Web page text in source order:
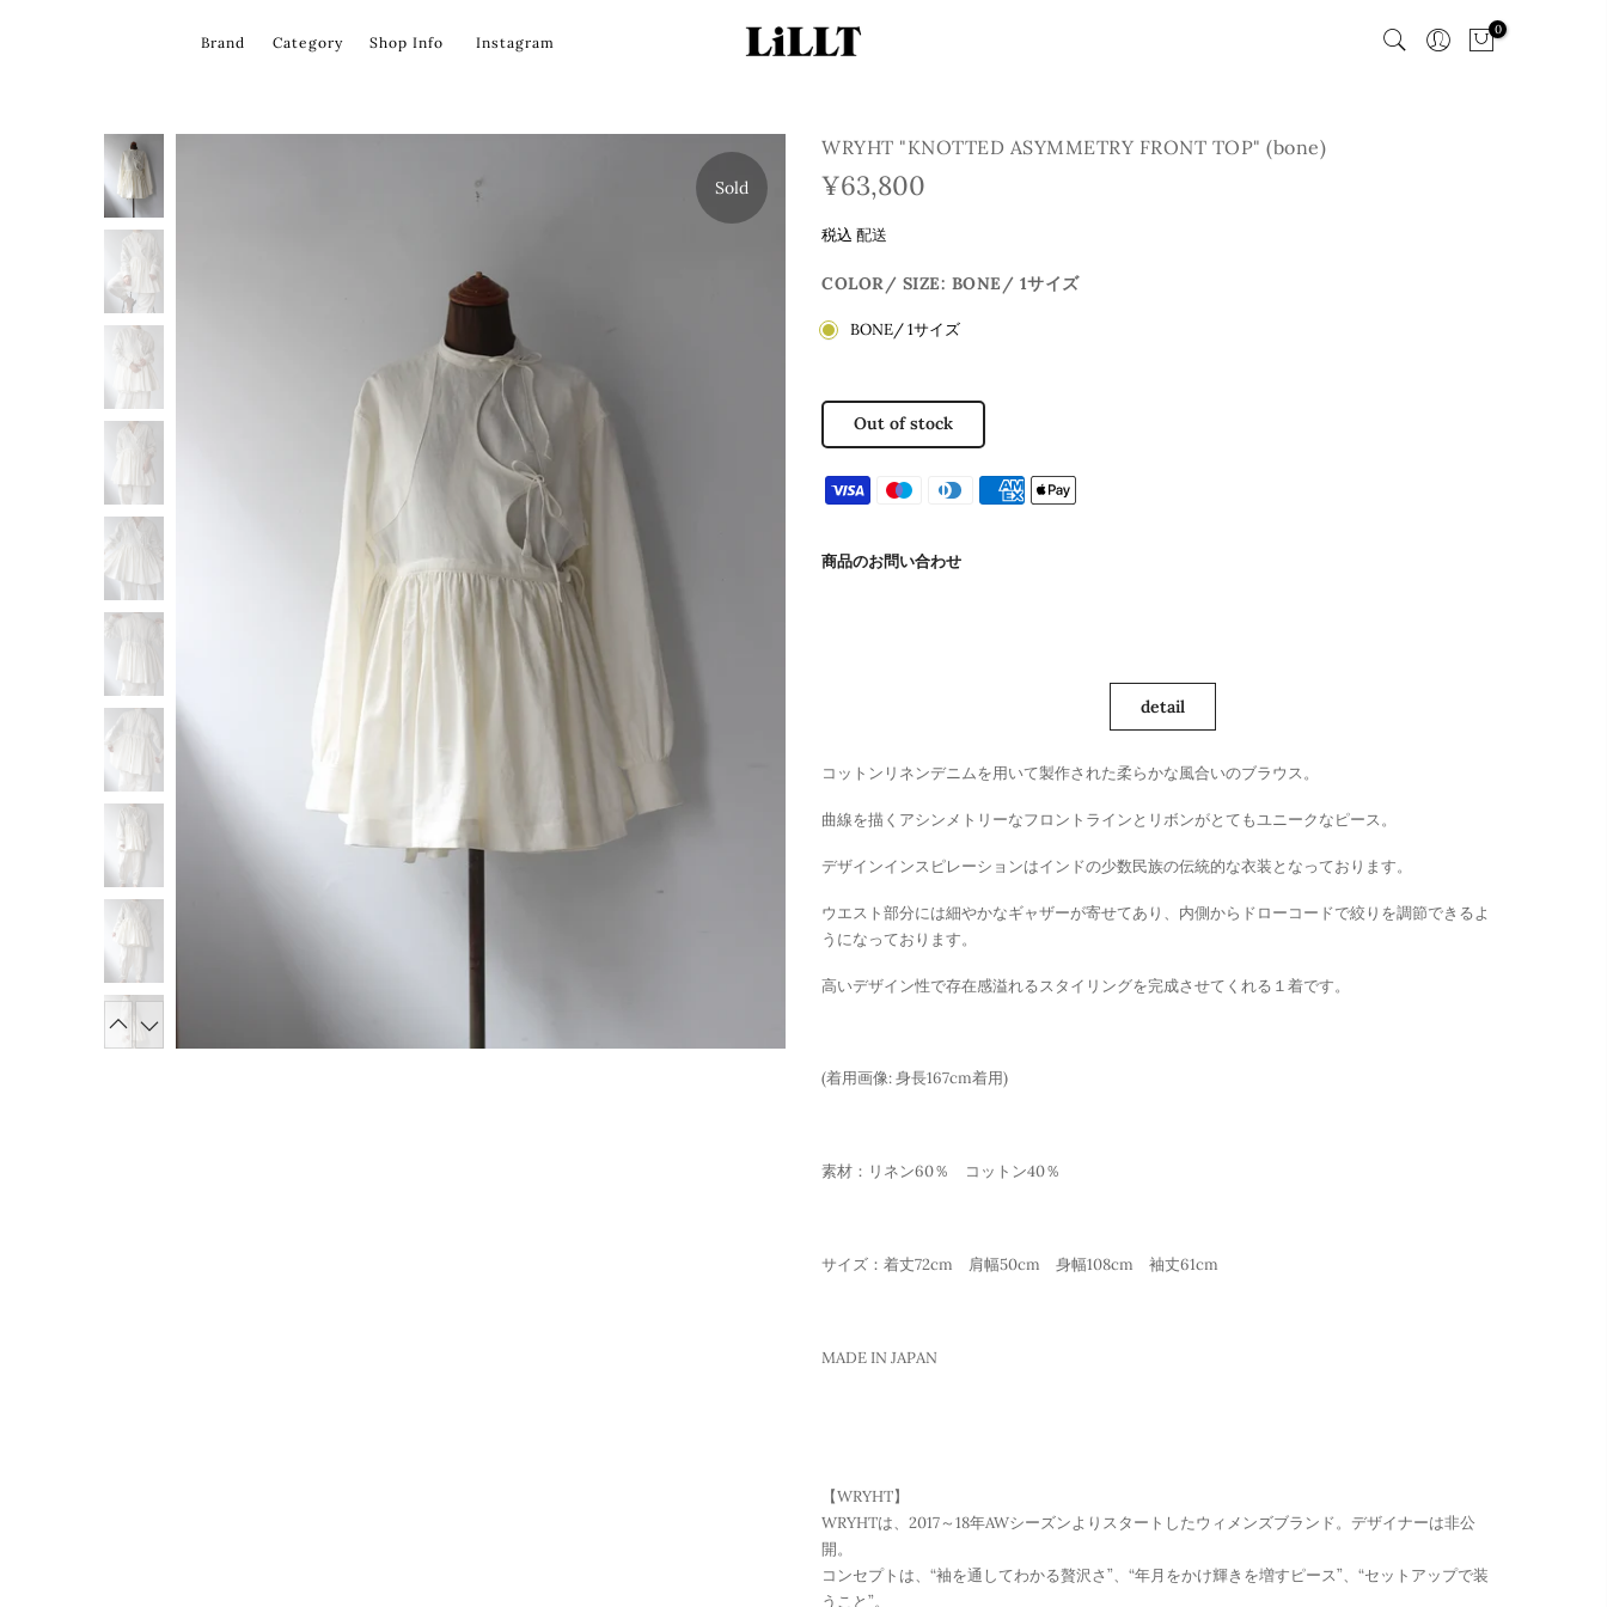
Brand Category Shop Info Instagram
0
Sold
WRYHT "KNOTTED ASYMMETRY FRONT TOP" (bone)
¥63,800
税込 配送
COLOR/ SIZE: BONE/ 1サイズ
BONE/ 1サイズ
Out of stock
商品のお問い合わせ
detail
コットンリネンデニムを用いて製作された柔らかな風合いのブラウス。
曲線を描くアシンメトリーなフロントラインとリボンがとてもユニークなピース。
デザインインスピレーションはインドの少数民族の伝統的な衣装となっております。
ウエスト部分には細やかなギャザーが寄せてあり、内側からドローコードで絞りを調節できるよ
うになっております。
高いデザイン性で存在感溢れるスタイリングを完成させてくれる１着です。
(着用画像: 身長167cm着用)
素材：リネン60％ コットン40％
サイズ： 着丈72cm 肩幅50cm 身幅108cm 袖丈61cm
MADE IN JAPAN
【WRYHT】
WRYHTは、2017～18年AWシーズンよりスタートしたウィメンズブランド。デザイナーは非公
開。
コンセプトは、“袖を通してわかる贅沢さ”、“年月をかけ輝きを増すピース”、“セットアップで装
うこと”。